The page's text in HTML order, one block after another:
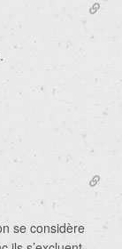
se considère